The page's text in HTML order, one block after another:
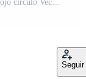
un dibujos animados samurai con un espada y rojo circulo Vector Gratis
Seguir